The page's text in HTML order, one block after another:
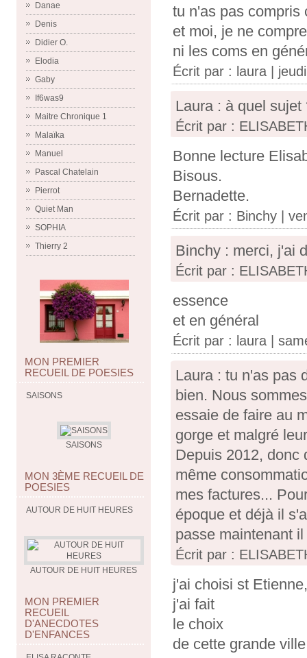
Danae
Denis
Didier O.
Elodia
Gaby
If6was9
Maitre Chronique 1
Malaïka
Manuel
Pascal Chatelain
Pierrot
Quiet Man
SOPHIA
Thierry 2
MON PREMIER
RECUEIL DE POESIES
SAISONS
SAISONS
MON 3ÈME RECUEIL DE
POESIES
AUTOUR DE HUIT HEURES
AUTOUR DE HUIT HEURES
MON PREMIER
RECUEIL
D'ANECDOTES
D'ENFANCES
tu n'as pas compris
et moi, je ne
ni les coms en
Écrit par : laura |
Laura : à quel
Écrit par :
Bonne lecture
Bisous.
Bernadette.
Écrit par : Binchy |
Binchy : merci, j'ai
Écrit par :
essence
et en général
Écrit par : laura |
Laura : tu n'as pas
bien. Nous
essaie de faire au
gorge et malgré
Depuis 2012, donc
même
mes factures...
époque et déjà il
passe maintenant
Écrit par :
j'ai choisi st Etienne,
j'ai fait
le choix
de cette grande